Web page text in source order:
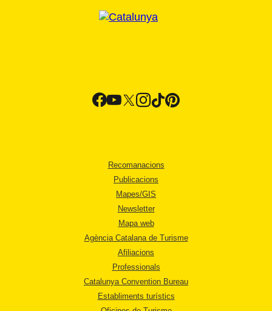
Recomanacions
Publicacions
Mapes/GIS
Newsletter
Mapa web
Agència Catalana de Turisme
Afiliacions
Professionals
Catalunya Convention Bureau
Establiments turístics